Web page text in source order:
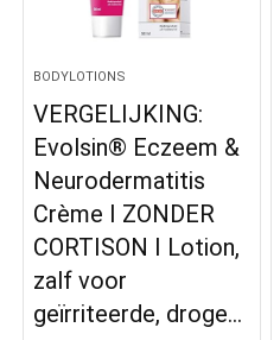
BODYLOTIONS
VERGELIJKING:
Evolsin® Eczeem &
Neurodermatitis
Crème I ZONDER
CORTISON I Lotion,
zalf voor
geïrriteerde, droge…